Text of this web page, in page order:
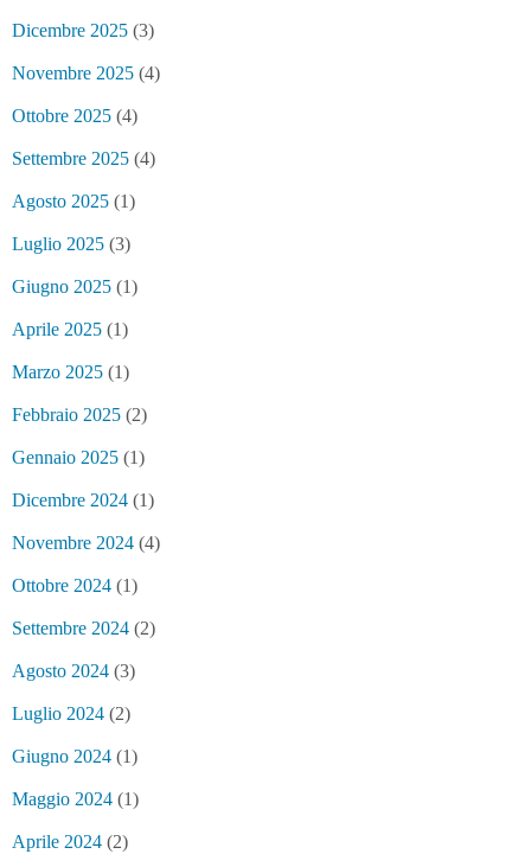
Dicembre 2025 (3)
Novembre 2025 (4)
Ottobre 2025 (4)
Settembre 2025 (4)
Agosto 2025 (1)
Luglio 2025 (3)
Giugno 2025 (1)
Aprile 2025 (1)
Marzo 2025 (1)
Febbraio 2025 (2)
Gennaio 2025 (1)
Dicembre 2024 (1)
Novembre 2024 (4)
Ottobre 2024 (1)
Settembre 2024 (2)
Agosto 2024 (3)
Luglio 2024 (2)
Giugno 2024 (1)
Maggio 2024 (1)
Aprile 2024 (2)